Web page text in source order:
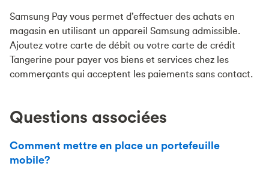
Samsung Pay vous permet d’effectuer des achats en
magasin en utilisant un appareil Samsung admissible.
Ajoutez votre carte de débit ou votre carte de crédit
Tangerine pour payer vos biens et services chez les
commerçants qui acceptent les paiements sans contact.
Questions associées
Comment mettre en place un portefeuille
mobile?